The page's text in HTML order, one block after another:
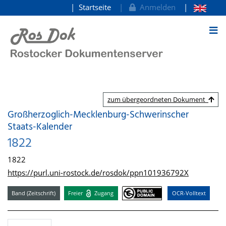
zum Inhalt
Startseite Anmelden
zum übergeordneten Dokument
Großherzoglich-Mecklenburg-Schwerinscher
Staats-Kalender
1822
1822
https://purl.uni-rostock.de/rosdok/ppn101936792X
Band (Zeitschrift) Freier Zugang OCR-Volltext